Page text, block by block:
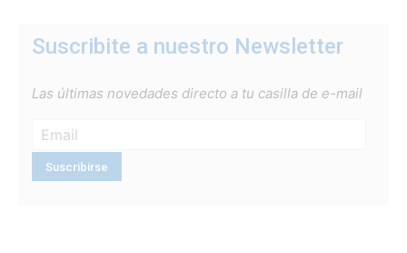
Suscribite a nuestro Newsletter
Las últimas novedades directo a tu casilla de e-mail